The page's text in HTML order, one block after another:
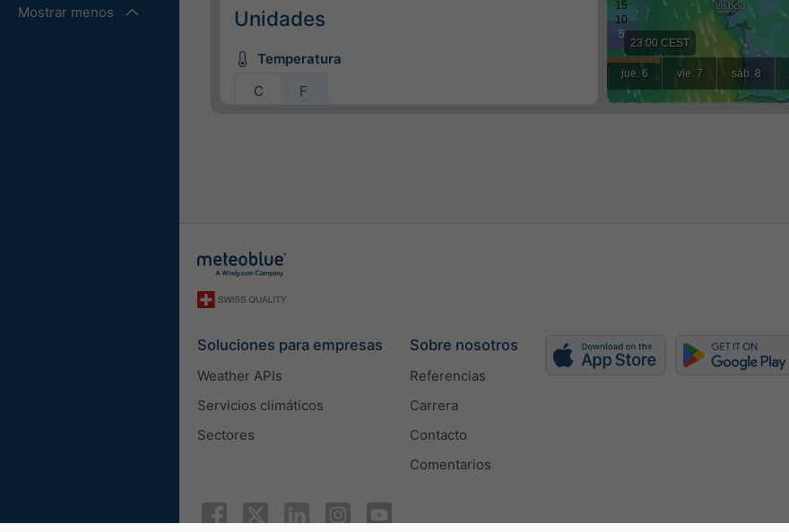
Mostrar menos Unidades
Temperatura
C
F
Ajustar el ancho automáticamente
Altura del widget (px)
Soluciones para empresas
Weather APIs
Servicios climáticos
Sectores
Sobre nosotros
Referencias
Carrera
Contacto
Comentarios